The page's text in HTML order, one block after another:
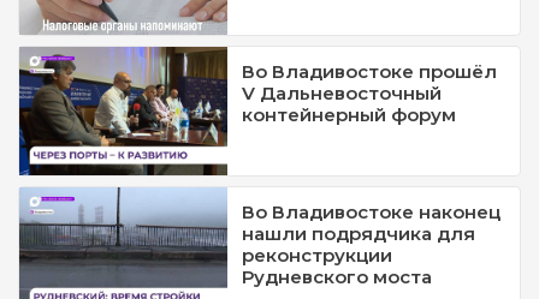
Во Владивостоке прошёл
V Дальневосточный
контейнерный форум
Во Владивостоке наконец
нашли подрядчика для
реконструкции
Рудневского моста